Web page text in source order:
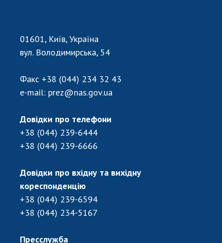
ЗАСІДАННЯ ПРЕЗИДІЇ НАН УКРАЇНИ
МЕДІА ПРО НАС
КОНТАКТИ
ПРОФСПІЛКА НАН УКРАЇНИ
КАБІНЕТ
01601, Київ, Україна
вул. Володимирська, 54
Факс +38 (044) 234 32 43
e-mail: prez@nas.gov.ua
Довідки про телефони
+38 (044) 239-6444
+38 (044) 239-6666
Довідки про вхідну та вихідну
кореспонденцію
+38 (044) 239-6594
+38 (044) 234-5167
Пресслужба